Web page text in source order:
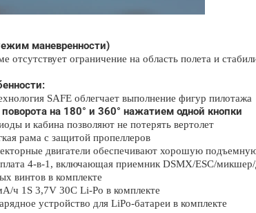
маневренности)
отсутствует ограничение на область полета и
SAFE облегчает выполнение фигур пилотажа
на 180° и 360° нажатием одной кнопки
и кабина позволяют не потерять вертолет
рама с защитой пропеллеров
двигатели обеспечивают хорошую
4-в-1, включающая приемник DSMX/ESC/микшер/
винтов в комплекте
ч 1S 3,7V 30C Li-Po в комплекте
устройство для LiPo-батареи в комплекте